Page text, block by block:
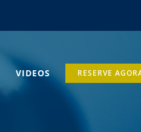
VIDEOS RESERVE